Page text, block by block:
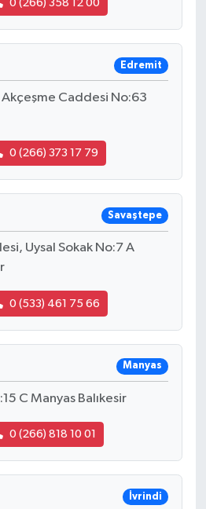
0 (266) 358 12 00
Edremit
Caddesi No:63
0 (266) 373 17 79
Savaştepe
Uysal Sokak No:7 A
0 (533) 461 75 66
Manyas
C Manyas Balıkesir
0 (266) 818 10 01
İvrindi